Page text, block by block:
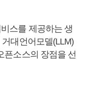
스를 제공하는 생
대언어모델(LLM)
픈소스의 장점을 선